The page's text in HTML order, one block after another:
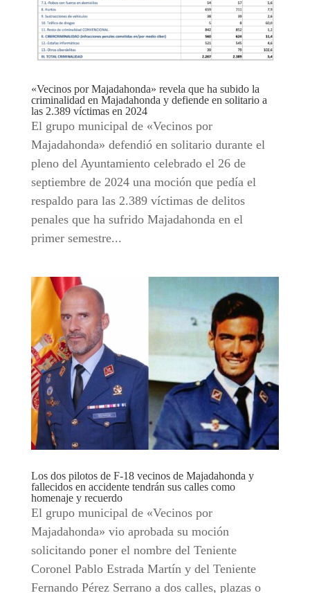
«Vecinos por Majadahonda» revela que ha subido la
criminalidad en Majadahonda y defiende en solitario a
las 2.389 víctimas en 2024
El grupo municipal de «Vecinos por
Majadahonda» defendió en solitario durante el
pleno del Ayuntamiento celebrado el 26 de
septiembre de 2024 una moción que pedía el
respaldo para las 2.389 víctimas de delitos
penales que ha sufrido Majadahonda en el
primer semestre...
Los dos pilotos de F-18 vecinos de Majadahonda y
fallecidos en accidente tendrán sus calles como
homenaje y recuerdo
El grupo municipal de «Vecinos por
Majadahonda» vio aprobada su moción
solicitando poner el nombre del Teniente
Coronel Pablo Estrada Martín y del Teniente
Fernando Pérez Serrano a dos calles, plazas o